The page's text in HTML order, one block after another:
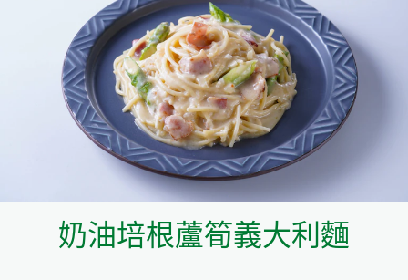
奶油培根蘆筍義大利麵